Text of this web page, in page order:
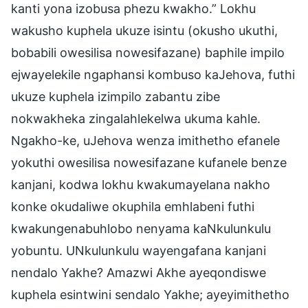
kanti yona izobusa phezu kwakho.” Lokhu
wakusho kuphela ukuze isintu (okusho ukuthi,
bobabili owesilisa nowesifazane) baphile impilo
ejwayelekile ngaphansi kombuso kaJehova, futhi
ukuze kuphela izimpilo zabantu zibe
nokwakheka zingalahlekelwa ukuma kahle.
Ngakho-ke, uJehova wenza imithetho efanele
yokuthi owesilisa nowesifazane kufanele benze
kanjani, kodwa lokhu kwakumayelana nakho
konke okudaliwe okuphila emhlabeni futhi
kwakungenabuhlobo nenyama kaNkulunkulu
yobuntu. UNkulunkulu wayengafana kanjani
nendalo Yakhe? Amazwi Akhe ayeqondiswe
kuphela esintwini sendalo Yakhe; ayeyimithetho